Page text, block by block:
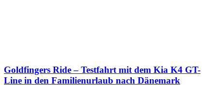
Goldfingers Ride – Testfahrt mit dem Kia K4 GT-
Line in den Familienurlaub nach Dänemark